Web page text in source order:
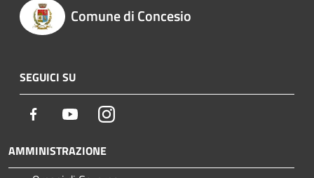
Comune di Concesio
SEGUICI SU
Facebook YoutubeInstagram
AMMINISTRAZIONE